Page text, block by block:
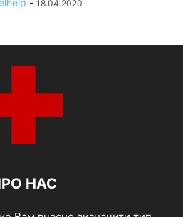
- 18.04.2020
НАС